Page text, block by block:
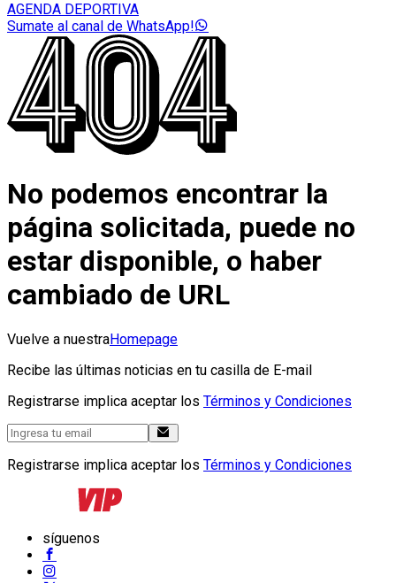
AGENDA DEPORTIVA
Sumate al canal de WhatsApp!
No podemos encontrar la
página solicitada, puede no
estar disponible, o haber
cambiado de URL
Vuelve a nuestraHomepage
Recibe las últimas noticias en tu casilla de E-mail
Registrarse implica aceptar los Términos y Condiciones
Registrarse implica aceptar los Términos y Condiciones
síguenos